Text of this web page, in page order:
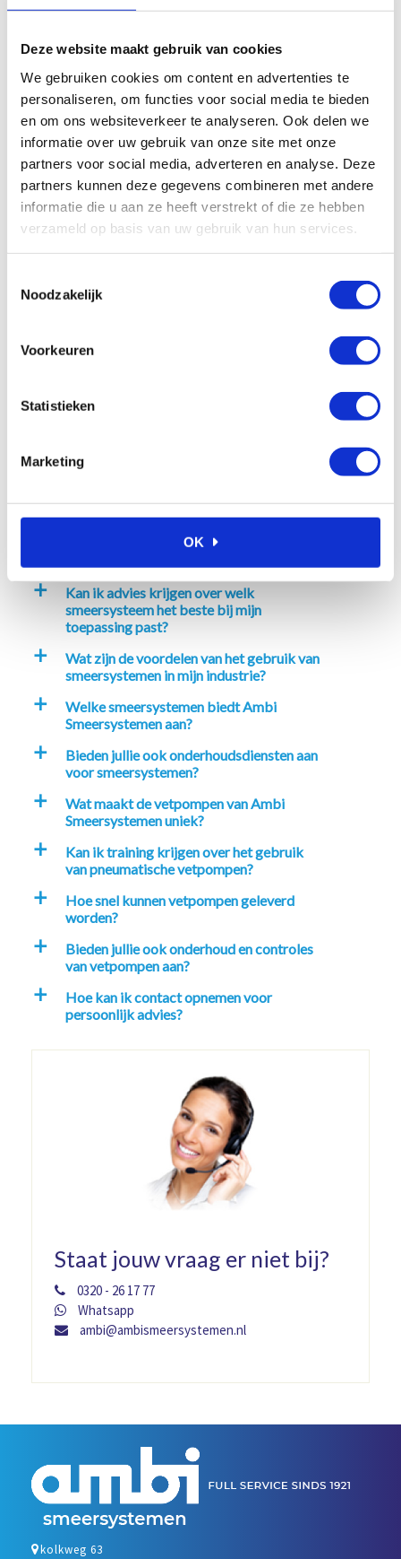
Deze website maakt gebruik van cookies
We gebruiken cookies om content en advertenties te
personaliseren, om functies voor social media te bieden
en om ons websiteverkeer te analyseren. Ook delen we
informatie over uw gebruik van onze site met onze
partners voor social media, adverteren en analyse. Deze
partners kunnen deze gegevens combineren met andere
informatie die u aan ze heeft verstrekt of die ze hebben
verzameld op basis van uw gebruik van hun services.
Noodzakelijk
Voorkeuren
Statistieken
Marketing
OK
In winkelwagen
€53,05 Excl. btw
Lincoln vetspuit 1142
Smeersystemen?
Hoe kan ik bij Ambi Smeersystemen
a
Kan ik advies krijgen over welk
smeersysteem het beste bij mijn
toepassing past?
a
Wat zijn de voordelen van het gebruik van
smeersystemen in mijn industrie?
a
Welke smeersystemen biedt Ambi
Smeersystemen aan?
a
Bieden jullie ook onderhoudsdiensten aan
voor smeersystemen?
a
Wat maakt de vetpompen van Ambi
Smeersystemen uniek?
a
Kan ik training krijgen over het gebruik
van pneumatische vetpompen?
a
Hoe snel kunnen vetpompen geleverd
worden?
a
Bieden jullie ook onderhoud en controles
van vetpompen aan?
a
Hoe kan ik contact opnemen voor
persoonlijk advies?
Staat jouw vraag er niet bij?
0320 - 26 17 77
Whatsapp
ambi@ambismeersystemen.nl
kolkweg 63